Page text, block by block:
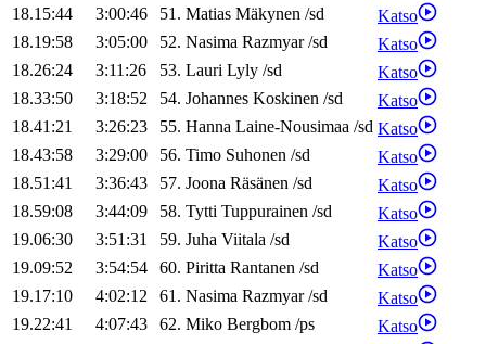
18.15:44
3:00:46 51. Matias Mäkynen /sd
Katso
18.19:58
3:05:00 52. Nasima Razmyar/sd
Katso
18.26:24
3:11:26 53. Lauri Lyly /sd
Katso
18.33:50
3:18:52 54. Johannes Koskinen /sd
Katso
18.41:21
3:26:23 55. Hanna Laine-Nousimaa /sd Katso
18.43:58
3:29:00 56. Timo Suhonen /sd
Katso
18.51:41
3:36:43 57. Joona Räsänen /sd
Katso
18.59:08
3:44:09 58. Tytti Tuppurainen /sd
Katso
19.06:30
3:51:31 59. Juha Viitala /sd
Katso
19.09:52
3:54:54 60. Piritta Rantanen /sd
Katso
19.17:10
4:02:12 61. Nasima Razmyar/sd
Katso
19.22:41
4:07:43 62. Miko Bergbom /ps
Katso